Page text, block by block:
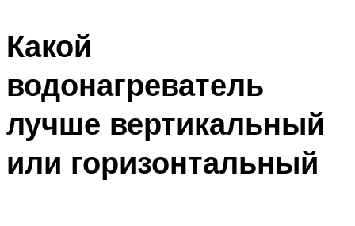
Какой
водонагреватель
лучше вертикальный
или горизонтальный